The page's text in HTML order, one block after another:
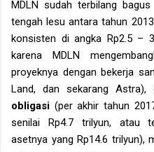
MDLN sudah terbilang
tengah lesu antara tahun
konsisten di angka Rp2.5 –
karena MDLN
proyeknya dengan bekerja
Land, dan sekarang Astra),
obligasi (per akhir tahun
senilai Rp4.7 trilyun, atau
asetnya yang Rp14.6 trilyun),